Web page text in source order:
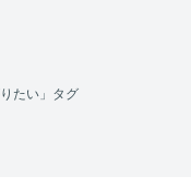
たい」タグ